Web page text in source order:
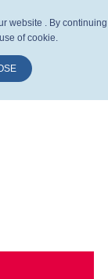
website . By continuing
of cookie.